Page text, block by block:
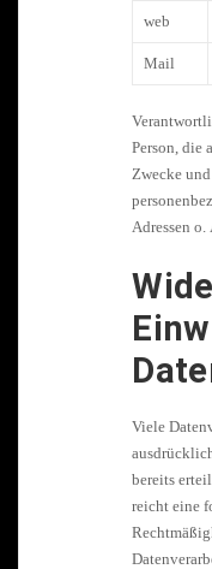
web
Mail
Person, die
Zwecke
Adressen o.
Viele
bereits
reicht eine